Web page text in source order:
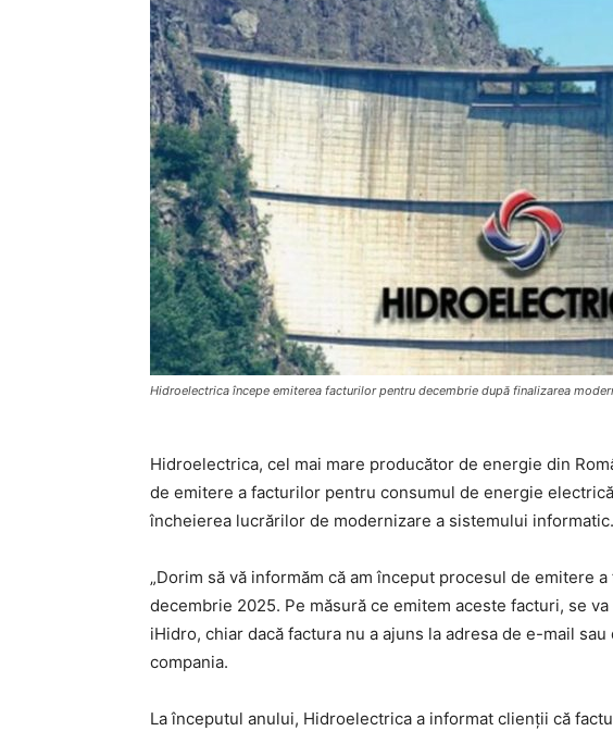
Hidroelectrica începe emiterea facturilor pentru decembrie după finalizarea
Hidroelectrica, cel mai mare producător de energie din
de emitere a facturilor pentru consumul de energie
încheierea lucrărilor de modernizare a sistemului informatic.
„Dorim să vă informăm că am început procesul de emitere
decembrie 2025. Pe măsură ce emitem aceste facturi, se
iHidro, chiar dacă factura nu a ajuns la adresa de e-mail
compania.
La începutul anului, Hidroelectrica a informat clienții că